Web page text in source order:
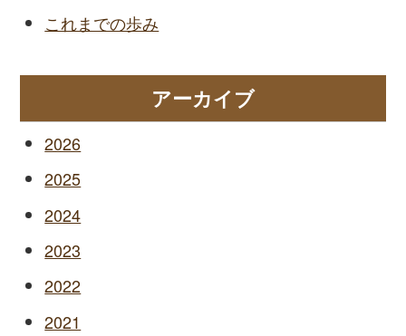
これまでの歩み
アーカイブ
2026
2025
2024
2023
2022
2021